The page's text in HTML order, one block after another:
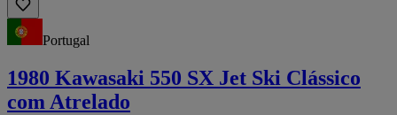
Portugal
1980 Kawasaki 550 SX Jet Ski Clássico
com Atrelado